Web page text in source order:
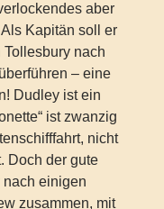
aber
Kapitän soll er
Tollesbury nach
– eine
Dudley ist ein
ist zwanzig
nicht
Doch der gute
nach einigen
zusammen, mit